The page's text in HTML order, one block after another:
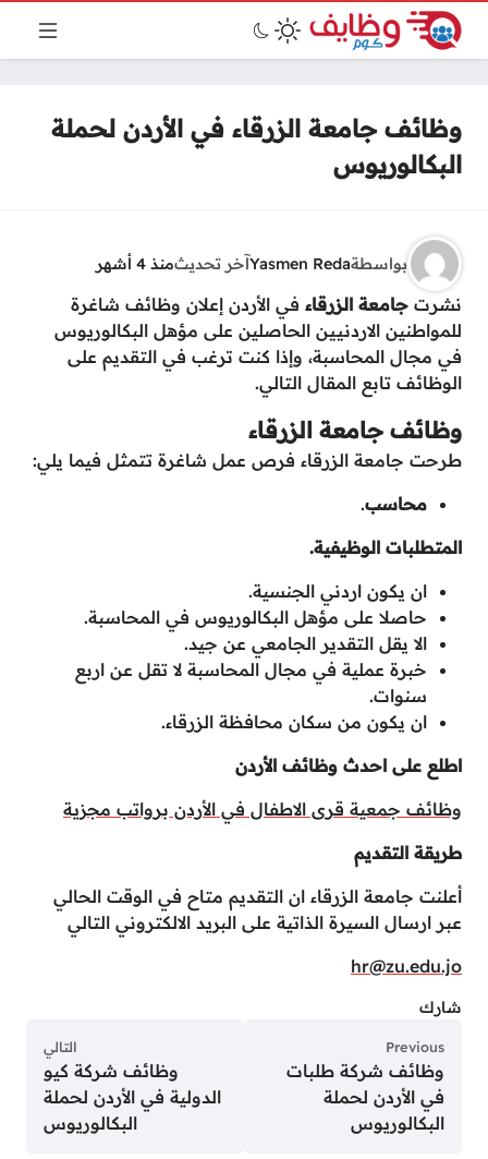
وظائف جامعة الزرقاء في الأردن لحملة
البكالوريوس
بواسطةYasmen Redaآخر تحديثمنذ 4 أشهر
نشرت جامعة الزرقاء في الأردن إعلان وظائف شاغرة
للمواطنين الاردنيين الحاصلين على مؤهل البكالوريوس
في مجال المحاسبة، وإذا كنت ترغب في التقديم على
الوظائف تابع المقال التالي.
وظائف جامعة الزرقاء
طرحت جامعة الزرقاء فرص عمل شاغرة تتمثل فيما يلي:
محاسب.
المتطلبات الوظيفية.
ان يكون اردني الجنسية.
حاصلا على مؤهل البكالوريوس في المحاسبة.
الا يقل التقدير الجامعي عن جيد.
خبرة عملية في مجال المحاسبة لا تقل عن اربع
سنوات.
ان يكون من سكان محافظة الزرقاء.
اطلع على احدث وظائف الأردن
وظائف جمعية قرى الاطفال في الأردن برواتب مجزية
طريقة التقديم
أعلنت جامعة الزرقاء ان التقديم متاح في الوقت الحالي
عبر ارسال السيرة الذاتية على البريد الالكتروني التالي
hr@zu.edu.jo
شارك
Previous
وظائف شركة طلبات
في الأردن لحملة
البكالوريوس
التالي
وظائف شركة كيو
الدولية في الأردن لحملة
البكالوريوس